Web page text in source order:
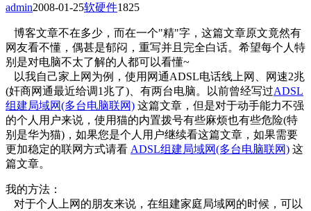
admin2008-01-25软硬件1825
博客文章不在多少，而在一个"精"字，这篇文章原文竟然有
网友看不懂，偶甚是郁闷，重写并且完全白话。希望每个人特
别是对电脑不太了解的人都可以看懂~
以我自己家上网为例，使用网通ADSL电话线上网、网速2兆
(奸商网通最近给调1兆了)、有两台电脑。以前曾经写过ADSL
组建局域网(多台电脑联网) 这篇文章，但是对于动手能力不强
的个人用户来说，使用猫的内置拨号有些麻烦也有些危险(特
别是华为猫)，如果您是个人用户继续看这篇文章，如果需要
更加稳定的联网方式请看 ADSL组建局域网(多台电脑联网) 这
篇文章。
我的方法：
对于个人上网的朋友来说，在组建家庭局域网的时候，可以